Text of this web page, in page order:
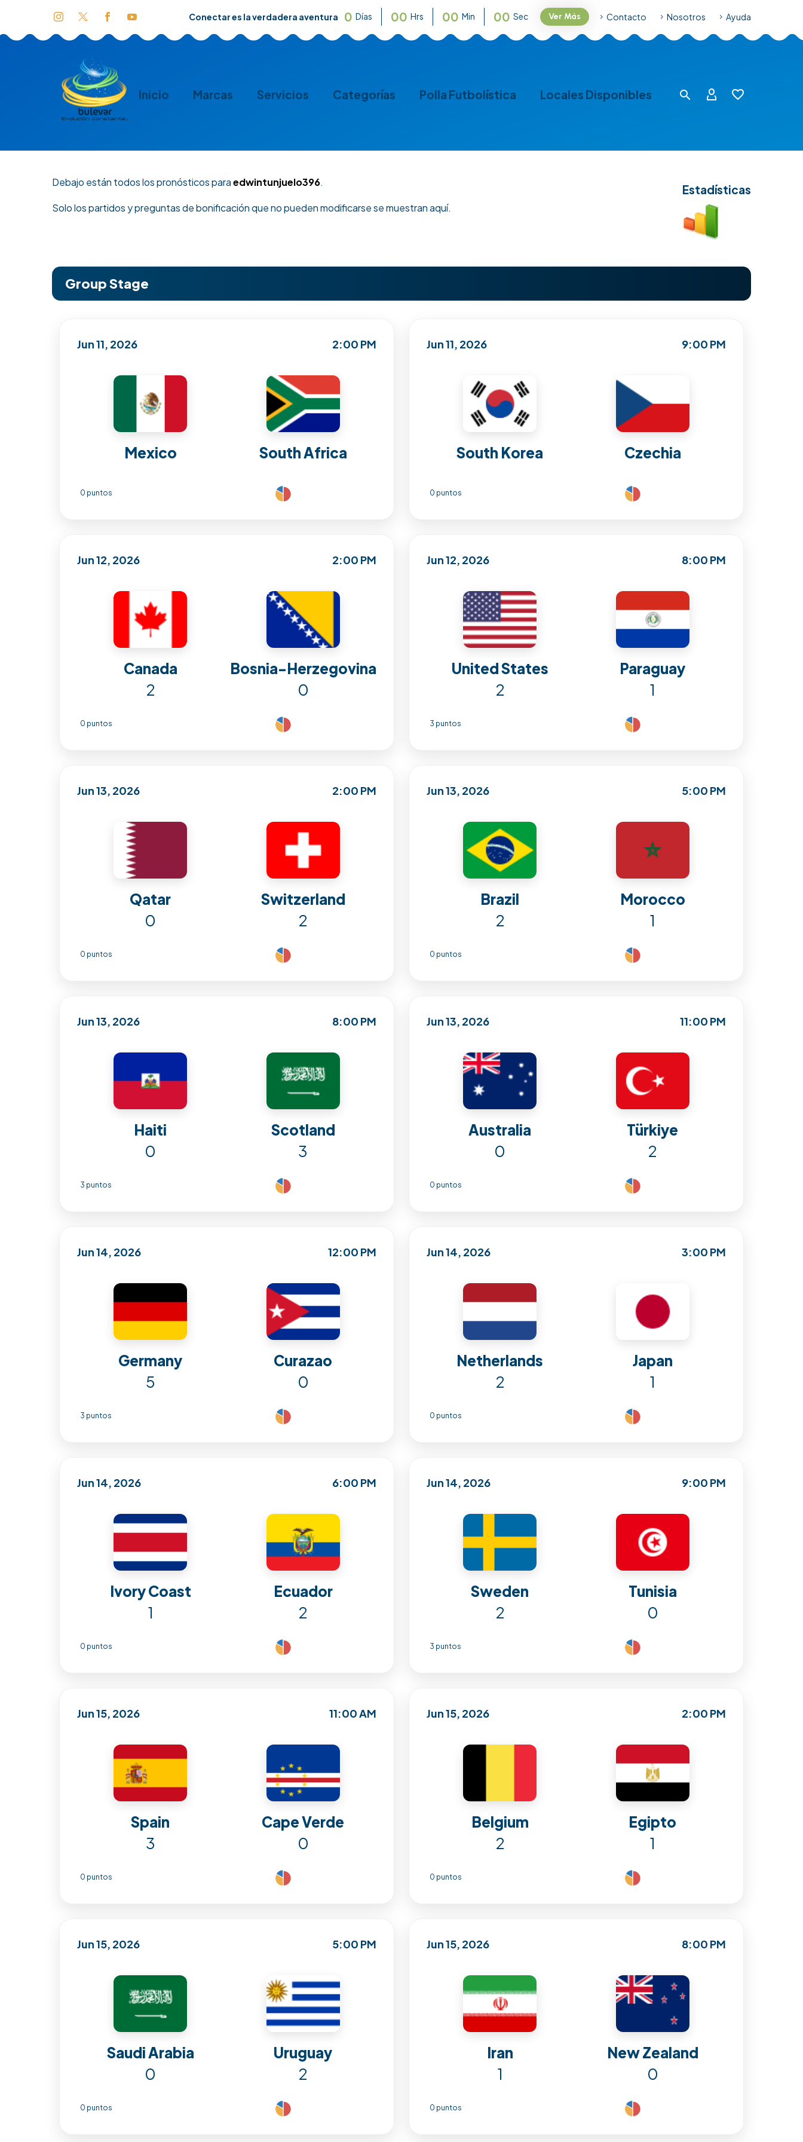
Conectar es la verdadera aventura 0 Días 00 Hrs 00 Min 00 Sec Ver Más Contacto Nosotros Ayuda
Inicio Marcas Servicios Categorías Polla Futbolística Locales Disponibles
Estadísticas
Debajo están todos los pronósticos paraedwintunjuelo396.
Solo los partidos y preguntas de bonificación que no pueden modificarse se muestran aquí.
Group Stage
Jun 11, 2026 2:00 PM
Mexico South Africa
0 puntos
Jun 11, 2026 9:00 PM
South Korea Czechia
0 puntos
Jun 12, 2026 2:00 PM
Canada Bosnia-Herzegovina
2 0
0 puntos
Jun 12, 2026 8:00 PM
United States Paraguay
2 1
3 puntos
Jun 13, 2026 2:00 PM
Qatar Switzerland
0 2
0 puntos
Jun 13, 2026 5:00 PM
Brazil Morocco
2 1
0 puntos
Jun 13, 2026 8:00 PM
Haiti Scotland
0 3
3 puntos
Jun 13, 2026 11:00 PM
Australia Türkiye
0 2
0 puntos
Jun 14, 2026 12:00 PM
Germany Curazao
5 0
3 puntos
Jun 14, 2026 3:00 PM
Netherlands Japan
2 1
0 puntos
Jun 14, 2026 6:00 PM
Ivory Coast Ecuador
1 2
0 puntos
Jun 14, 2026 9:00 PM
Sweden Tunisia
2 0
3 puntos
Jun 15, 2026 11:00 AM
Spain Cape Verde
3 0
0 puntos
Jun 15, 2026 2:00 PM
Belgium Egipto
2 1
0 puntos
Jun 15, 2026 5:00 PM
Saudi Arabia Uruguay
0 2
0 puntos
Jun 15, 2026 8:00 PM
Iran New Zealand
1 0
0 puntos